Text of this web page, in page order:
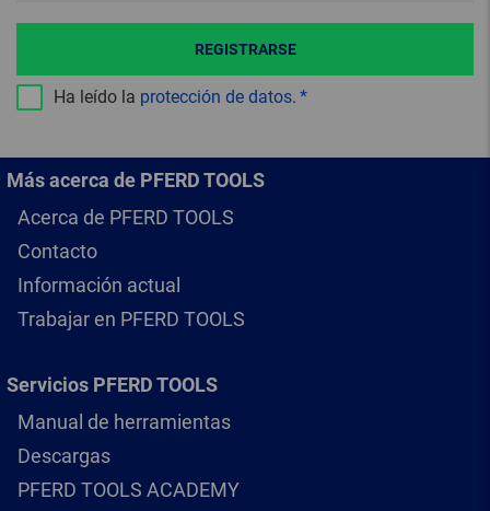
Ha leído la protección de datos.
REGISTRARSE
Más acerca de PFERD TOOLS
Acerca de PFERD TOOLS
Contacto
Información actual
Trabajar en PFERD TOOLS
Servicios PFERD TOOLS
Manual de herramientas
Descargas
PFERD TOOLS ACADEMY